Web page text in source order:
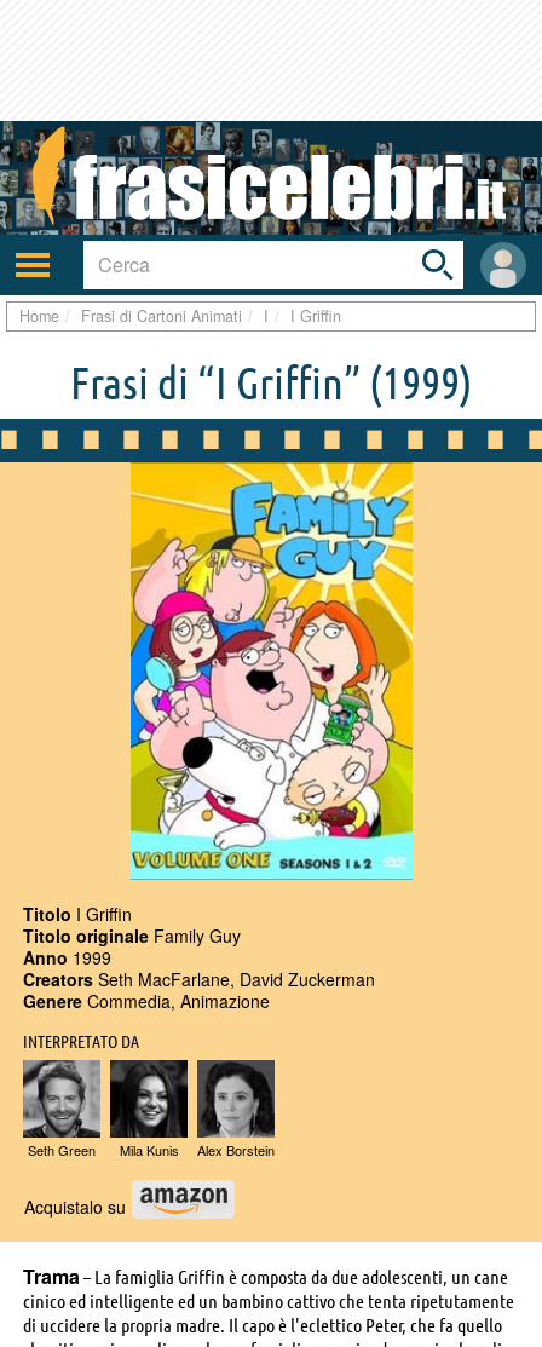
Attiva/disattiva
navigazione
User
area
Toggle
search
bar
Home Frasi di Cartoni Animati I I Griffin
Frasi di “I Griffin” (1999)
Titolo I Griffin
Titolo originale Family Guy
Anno 1999
Creators Seth MacFarlane, David Zuckerman
Genere Commedia, Animazione
INTERPRETATO DA
Seth Green Mila Kunis Alex Borstein
Acquistalo su
Trama – La famiglia Griffin è composta da due adolescenti, un cane
cinico ed intelligente ed un bambino cattivo che tenta ripetutamente
di uccidere la propria madre. Il capo è l'eclettico Peter, che fa quello